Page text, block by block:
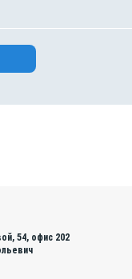
54, офис 202